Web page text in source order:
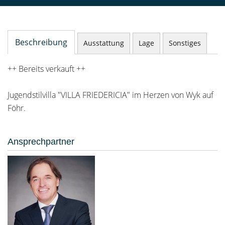
Beschreibung Ausstattung Lage Sonstiges
++ Bereits verkauft ++
Jugendstilvilla "VILLA FRIEDERICIA" im Herzen von Wyk auf
Föhr.
Ansprechpartner